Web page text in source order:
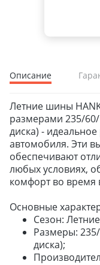
Описание
Летние шины
размерами 235/
диска) -
автомобиля. Эти
обеспечивают
любых условиях,
комфорт во время
Основные
Сезон:
Размеры:
диска);